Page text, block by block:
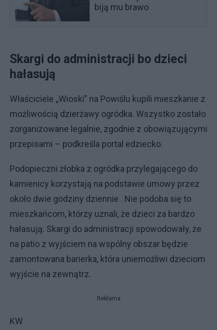
biją mu brawo
Skargi do administracji bo dzieci
hałasują
Właściciele „Wioski” na Powiślu kupili mieszkanie z
możliwością dzierżawy ogródka. Wszystko zostało
zorganizowane legalnie, zgodnie z obowiązującymi
przepisami – podkreśla portal edziecko.
Podopieczni żłobka z ogródka przylegającego do
kamienicy korzystają na podstawie umowy przez
około dwie godziny dziennie . Nie podoba się to
mieszkańcom, którzy uznali, że dzieci za bardzo
hałasują. Skargi do administracji spowodowały, że
na patio z wyjściem na wspólny obszar będzie
zamontowana barierka, która uniemożliwi dzieciom
wyjście na zewnątrz.
Reklama
KW